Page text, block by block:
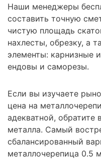
Наши менеджеры
составить точную
чистую площадь
нахлесты, обрезку, а
элементы: карнизные
ендовы и саморезы.
Если вы изучаете
цена на
адекватной,
металла. Самый
сбалансированный
металлочерепица 0.5